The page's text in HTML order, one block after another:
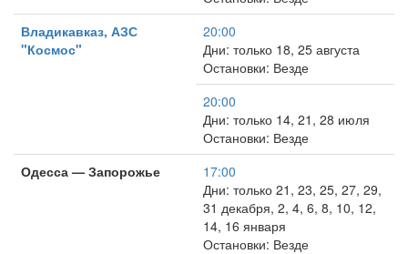
Владикавказ, АЗС
"Космос"
20:00
Дни: только 18, 25 августа
Остановки: Везде
20:00
Дни: только 14, 21, 28 июля
Остановки: Везде
Одесса — Запорожье
17:00
Дни: только 21, 23, 25, 27, 29,
31 декабря, 2, 4, 6, 8, 10, 12,
14, 16 января
Остановки: Везде